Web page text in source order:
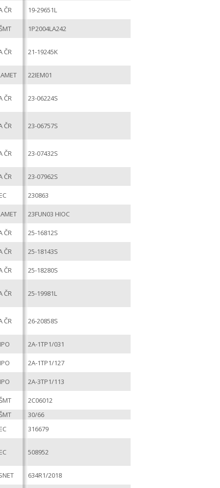
ČR 19-29651L
1P2004LA242
ČR 21-19245K
22IEM01
ČR 23-06224S
ČR 23-06757S
ČR 23-07432S
ČR 23-07962S
230863
23FUN03 HIOC
ČR 25-16812S
ČR 25-18143S
ČR 25-18280S
ČR 25-19981L
ČR 26-20858S
2A-1TP1/031
2A-1TP1/127
2A-3TP1/113
2C06012
30/66
316679
508952
634R1/2018